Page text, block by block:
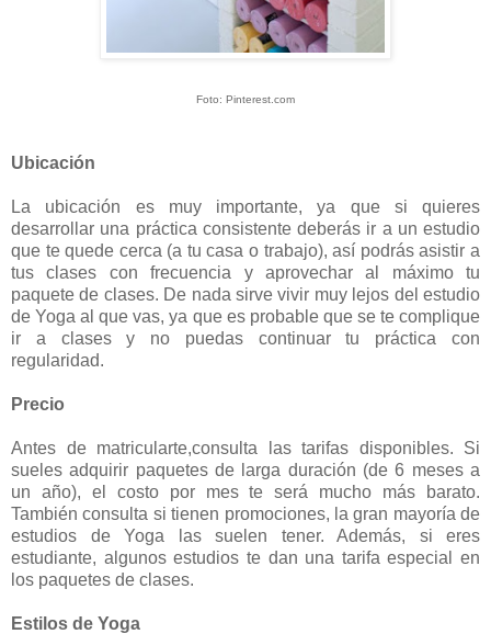
Foto: Pinterest.com
Ubicación
La ubicación es muy importante, ya que si quieres
desarrollar una práctica consistente deberás ir a un estudio
que te quede cerca (a tu casa o trabajo), así podrás asistir a
tus clases con frecuencia y aprovechar al máximo tu
paquete de clases. De nada sirve vivir muy lejos del estudio
de Yoga al que vas, ya que es probable que se te complique
ir a clases y no puedas continuar tu práctica con
regularidad.
Precio
Antes de matricularte,consulta las tarifas disponibles. Si
sueles adquirir paquetes de larga duración (de 6 meses a
un año), el costo por mes te será mucho más barato.
También consulta si tienen promociones, la gran mayoría de
estudios de Yoga las suelen tener. Además, si eres
estudiante, algunos estudios te dan una tarifa especial en
los paquetes de clases.
Estilos de Yoga